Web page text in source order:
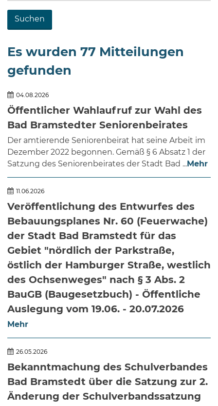
08
Uhr
und
14
sowie
der
Öffnungszeiten
nach
Vereinbarung.
Es wurden 77 Mitteilungen
gefunden
04.08.2026
Öffentlicher Wahlaufruf zur Wahl des
Bad Bramstedter Seniorenbeirates
Der amtierende Seniorenbeirat hat seine Arbeit im
Dezember 2022 begonnen. Gemäß § 6 Absatz 1 der
Satzung des Seniorenbeirates der Stadt Bad ...Mehr
11.06.2026
Veröffentlichung des Entwurfes des
Bebauungsplanes Nr. 60 (Feuerwache)
der Stadt Bad Bramstedt für das
Gebiet "nördlich der Parkstraße,
östlich der Hamburger Straße, westlich
des Ochsenweges" nach § 3 Abs. 2
BauGB (Baugesetzbuch) - Öffentliche
Auslegung vom 19.06. - 20.07.2026
Mehr
26.05.2026
Bekanntmachung des Schulverbandes
Bad Bramstedt über die Satzung zur 2.
Änderung der Schulverbandssatzung